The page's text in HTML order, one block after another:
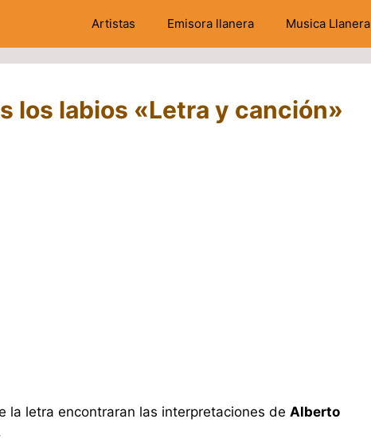
Artistas Emisora llanera Musica Llanera
los labios «Letra y canción»
la letra encontraran las interpretaciones de Alberto